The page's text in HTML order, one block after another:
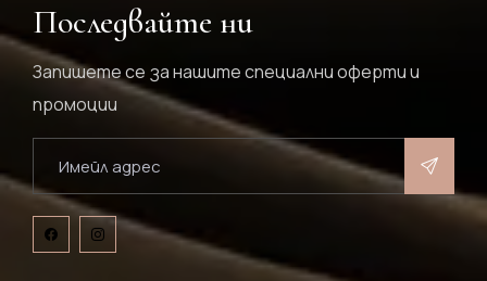
Последвайте ни
Запишете се за нашите специални оферти и
промоции